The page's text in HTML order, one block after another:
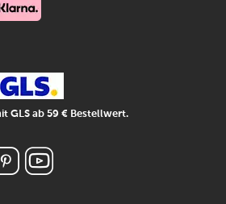
GLS ab 59 € Bestellwert.